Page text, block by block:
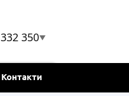
332 350▼
Контакти